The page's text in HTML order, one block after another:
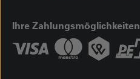
Ihre Zahlungsmöglichkeiten